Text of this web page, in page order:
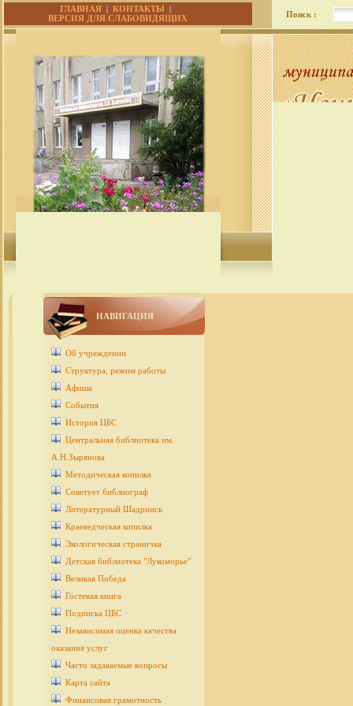
ГЛАВНАЯ |КОНТАКТЫ |
ВЕРСИЯ ДЛЯ СЛАБОВИДЯЩИХ
Поиск :
НАВИГАЦИЯ
Об учреждении
Структура, режим работы
Афиша
События
История ЦБС
Центральная библиотека им.
А.Н.Зырянова
Методическая копилка
Советует библиограф
Литературный Шадринск
Краеведческая копилка
Экологическая страничка
Детcкая библиотека "Лукоморье"
Великая Победа
Гостевая книга
Подписка ЦБС
Независимая оценка качества
оказания услуг
Часто задаваемые вопросы
Карта сайта
Финансовая грамотность